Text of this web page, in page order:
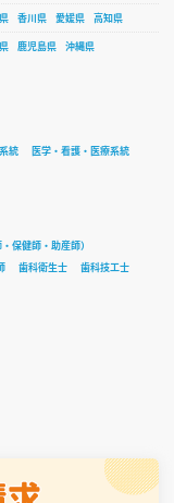
香川県 愛媛県
高知県
鹿児島県 沖縄県
統
医学・看護・医療系統
保健師・助産師）
歯科衛生士 歯科技工士